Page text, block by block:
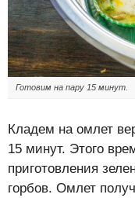
Готовим на пару 15 минут.
Кладем на омлет
15 минут. Этого
приготовления
горбов. Омлет